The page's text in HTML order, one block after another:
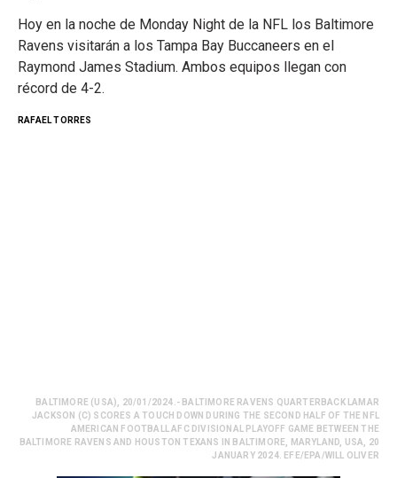
Hoy en la noche de Monday Night de la NFL los Baltimore
Ravens visitarán a los Tampa Bay Buccaneers en el
Raymond James Stadium. Ambos equipos llegan con
récord de 4-2.
RAFAEL TORRES
BALTIMORE (USA), 20/01/2024.- BALTIMORE RAVENS QUARTERBACK LAMAR
JACKSON (C) SCORES A TOUCH DOWN DURING THE SECOND HALF OF THE NFL
AMERICAN FOOTBALL AFC DIVISIONAL PLAYOFF GAME BETWEEN THE
BALTIMORE RAVENS AND HOUSTON TEXANS IN BALTIMORE, MARYLAND, USA, 20
JANUARY 2024. EFE/EPA/WILL OLIVER